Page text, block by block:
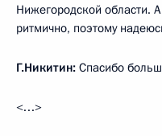
Нижегородской области.
ритмично, поэтому
Г.Никитин: Спасибо
<…>